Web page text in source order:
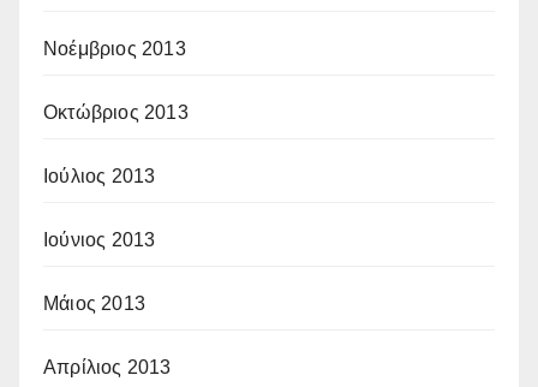
Νοέμβριος 2013
Οκτώβριος 2013
Ιούλιος 2013
Ιούνιος 2013
Μάιος 2013
Απρίλιος 2013